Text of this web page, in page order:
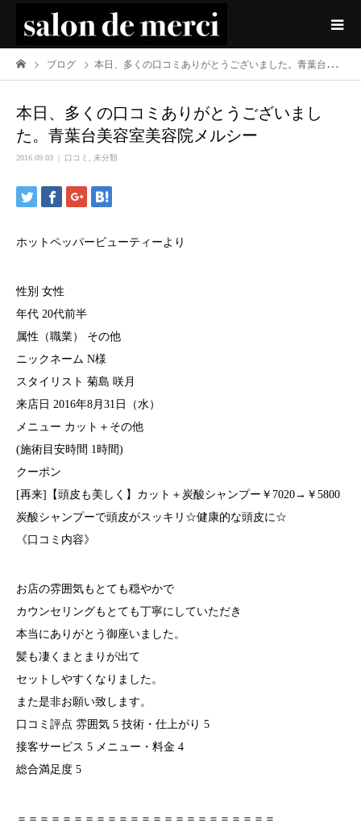
ブログ 本日、多くの口コミありがとうございました。青葉台美容室美容院メルシー
本日、多くの口コミありがとうございまし
た。青葉台美容室美容院メルシー
2016.09.03 口コミ 未分類
ホットペッパービューティーより
性別 女性
年代 20代前半
属性（職業） その他
ニックネーム N様
スタイリスト 菊島 咲月
来店日 2016年8月31日（水）
メニュー カット＋その他
(施術目安時間 1時間)
クーポン
[再来]【頭皮も美しく】カット＋炭酸シャンプー￥7020→￥5800
炭酸シャンプーで頭皮がスッキリ☆健康的な頭皮に☆
《口コミ内容》
お店の雰囲気もとても穏やかで
カウンセリングもとても丁寧にしていただき
本当にありがとう御座いました。
髪も凄くまとまりが出て
セットしやすくなりました。
また是非お願い致します。
口コミ評点 雰囲気 5 技術・仕上がり 5
接客サービス 5 メニュー・料金 4
総合満足度 5
＝＝＝＝＝＝＝＝＝＝＝＝＝＝＝＝＝＝＝＝＝＝＝